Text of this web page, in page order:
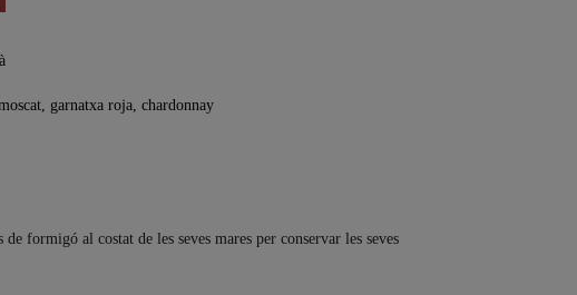
garnatxa roja, chardonnay
formigó al costat de les seves mares per conservar les seves